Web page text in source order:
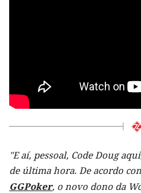
"E aí, pessoal, Code Doug
de última hora. De acordo
GGPoker, o novo dono da